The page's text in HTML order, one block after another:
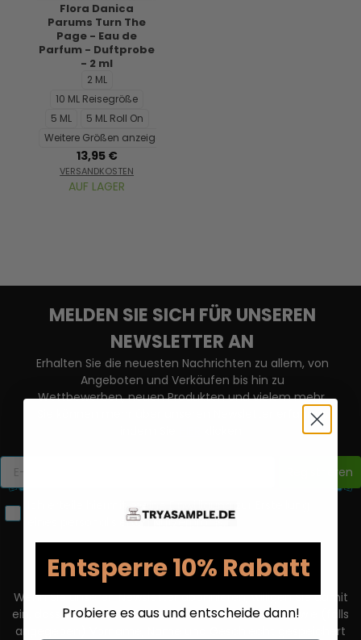
Flora Danica
Parums Turn The
Page - Eau de
Parfum - Duftprobe
- 2 ml
2 ML
10 ML Reisegröße
5 ML
5 ML Roll On
Weitere Größen anzeigen...
13,95 €
VERSANDKOSTEN
AUF LAGER
MELDEN SIE SICH FÜR UNSEREN
NEWSLETTER AN
Erhalten Sie die neuesten Nachrichten zu allem, von
Angeboten und Verkäufen bis hin zu
Wettbewerben, neuen Produkten und vielem mehr.
Sie können mehr über unseren Newsletter erfahren,
Registrieren
Ich erteile hiermit meine Einwilligung zur Erstellung
eines personalisierten Nutzerprofils.
Wenn Sie unseren Newsletter abonnieren, willigen Sie damit
ein, dass Ihre Bestandsdaten wie E-Mail-Adresse sowie (falls
angegeben) Vorname, Name und Geschlecht gespeichert
Entsperre 10% Rabatt
Probiere es aus und entscheide dann!